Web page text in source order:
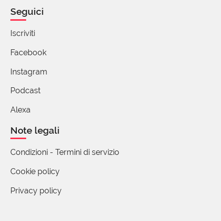
Hai ragione," piccolezze"
tiara non bastava per tutti i pontefici che si
sono succeduti?
all'altro finché non erano distrutti🤴e le tiare
Così a colpo d'occhio direi che il poverello di
Assisi non ha avuto molti seguaci.
Seguici
Iscriviti
Facebook
Instagram
Podcast
Alexa
Note legali
Condizioni - Termini di servizio
Cookie policy
Privacy policy